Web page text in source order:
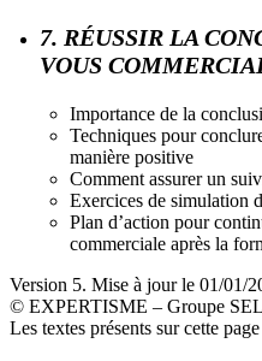
7. RÉUSSIR LA
VOUS
Importance de la
Techniques pour
manière positive
Comment assurer un
Exercices de simulation
Plan d’action pour
commerciale après la
Version 5. Mise à jour le 01/01/
© EXPERTISME – Groupe
Les textes présents sur cette